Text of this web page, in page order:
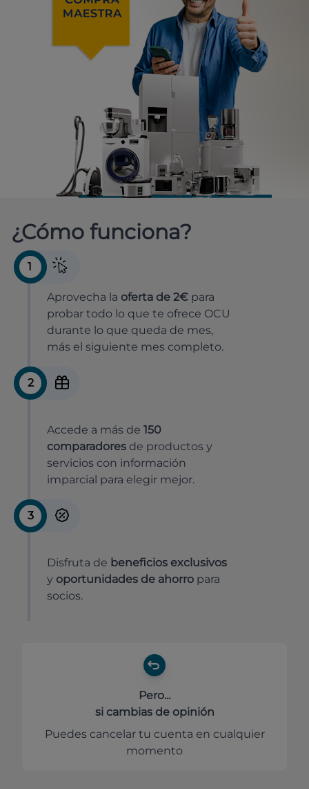
¿Cómo funciona?
1
Aprovecha la oferta de 2€ para
probar todo lo que te ofrece OCU
durante lo que queda de mes,
más el siguiente mes completo.
2
Accede a más de 150
comparadores de productos y
servicios con información
imparcial para elegir mejor.
3
Disfruta de beneficios exclusivos
y oportunidades de ahorro para
socios.
Pero...
si cambias de opinión
Puedes cancelar tu cuenta en cualquier
momento